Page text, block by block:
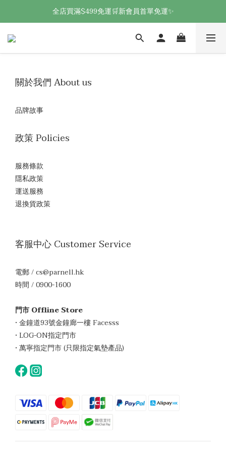
全店買滿$499免運🛒新會員首單免運✨
關於我們 About us
品牌故事
政策 Policies
服務條款
隱私政策
運送服務
退換貨政策
客服中心 Customer Service
電郵 / cs@parnell.hk
時間 / 0900-1600
門市 Offline Store
• 金鐘道93號金鐘廊一樓 Facesss
• LOG-ON指定門市
• 萬寧指定門市 (只限指定氣墊產品)